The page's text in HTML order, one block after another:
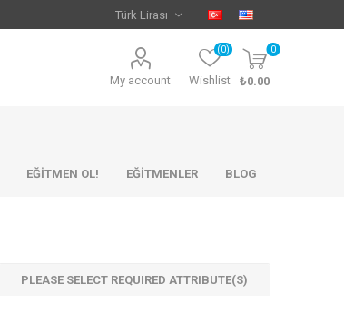
My account Wishlist
(0) 0
₺0.00
EĞİTMEN OL! EĞİTMENLER BLOG
PLEASE SELECT REQUIRED ATTRIBUTE(S)